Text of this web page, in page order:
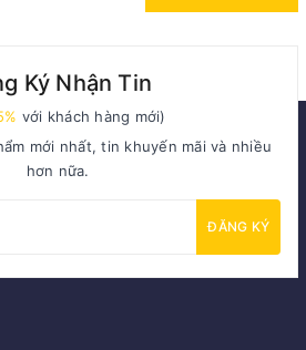
Ký Nhận Tin
với khách hàng mới)
mới nhất, tin khuyến mãi và nhiều
hơn nữa.
ĐĂNG KÝ